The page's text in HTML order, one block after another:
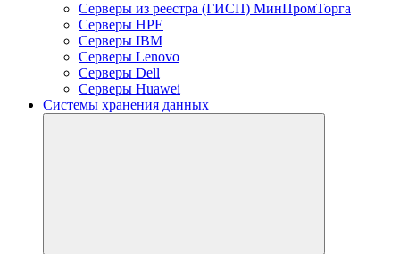
Серверы из реестра (ГИСП) МинПромТорга
Серверы HPE
Серверы IBM
Серверы Lenovo
Серверы Dell
Серверы Huawei
Системы хранения данных